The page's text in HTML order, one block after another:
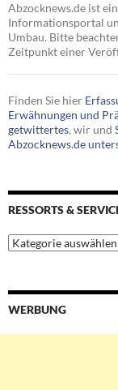
Abzocknews.de ist
Informationsportal
Umbau. Bitte
Zeitpunkt einer
Finden Sie hier
Erwähnungen und
getwittertes, wir und
Abzocknews.de
RESSORTS &
Ressorts
&
WERBUNG